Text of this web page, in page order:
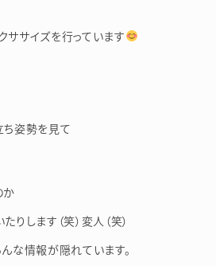
サイズを行っています
ち姿勢を見て
か
りします（笑）変人（笑）
な情報が隠れています。